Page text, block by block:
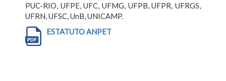
PUC-RIO, UFPE, UFC, UFMG, UFPB, UFPR, UFRGS,
UFRN, UFSC, UnB, UNICAMP.
ESTATUTO ANPET